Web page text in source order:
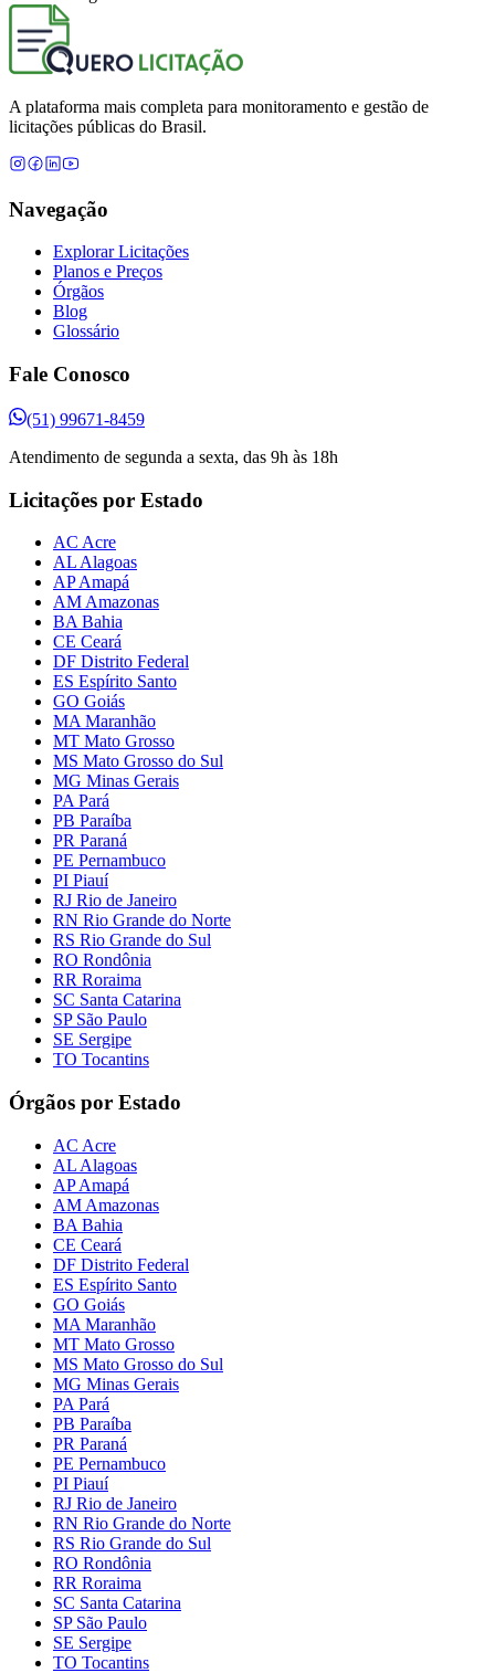
A plataforma mais completa para monitoramento e gestão de
licitações públicas do Brasil.
Navegação
Explorar Licitações
Planos e Preços
Órgãos
Blog
Glossário
Fale Conosco
(51) 99671-8459
Atendimento de segunda a sexta, das 9h às 18h
Licitações por Estado
AC Acre
AL Alagoas
AP Amapá
AM Amazonas
BA Bahia
CE Ceará
DF Distrito Federal
ES Espírito Santo
GO Goiás
MA Maranhão
MT Mato Grosso
MS Mato Grosso do Sul
MG Minas Gerais
PA Pará
PB Paraíba
PR Paraná
PE Pernambuco
PI Piauí
RJ Rio de Janeiro
RN Rio Grande do Norte
RS Rio Grande do Sul
RO Rondônia
RR Roraima
SC Santa Catarina
SP São Paulo
SE Sergipe
TO Tocantins
Órgãos por Estado
AC Acre
AL Alagoas
AP Amapá
AM Amazonas
BA Bahia
CE Ceará
DF Distrito Federal
ES Espírito Santo
GO Goiás
MA Maranhão
MT Mato Grosso
MS Mato Grosso do Sul
MG Minas Gerais
PA Pará
PB Paraíba
PR Paraná
PE Pernambuco
PI Piauí
RJ Rio de Janeiro
RN Rio Grande do Norte
RS Rio Grande do Sul
RO Rondônia
RR Roraima
SC Santa Catarina
SP São Paulo
SE Sergipe
TO Tocantins